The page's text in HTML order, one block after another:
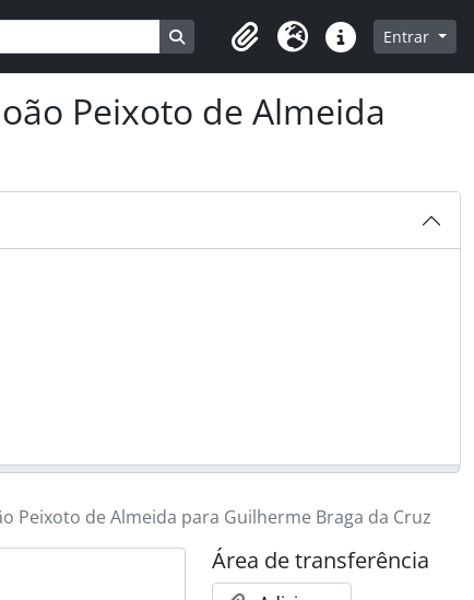
Busque na página de navegação
Clipboard
Idioma Ligações rápidas
Entrar
Peixoto de Almeida
Peixoto de Almeida para Guilherme Braga da Cruz
Área de transferência